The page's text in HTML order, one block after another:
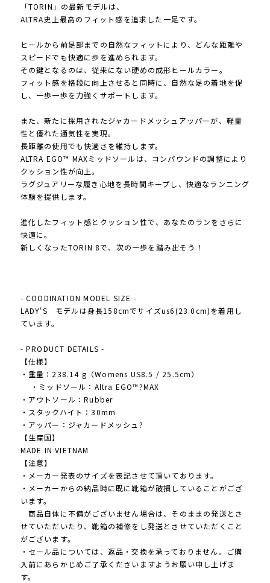
「TORIN」の最新モデルは、
ALTRA史上最高のフィット感を追求した一足です。
ヒールから前足部までの自然なフィットにより、どんな距離や
スピードでも快適に歩を進められます。
その鍵となるのは、従来にない硬めの成形ヒールカラー。
フィット感を格段に向上させると同時に、自然な足の着地を促
し、一歩一歩を力強くサポートします。
また、新たに採用されたジャカードメッシュアッパーが、軽量
性と優れた通気性を実現。
長距離の使用でも快適さを維持します。
ALTRA EGO™ MAXミッドソールは、コンパウンドの調整により
クッション性が向上。
ラグジュアリーな履き心地を長時間キープし、快適なランニング
体験を提供します。
進化したフィット感とクッション性で、あなたのランをさらに
快適に。
新しくなったTORIN 8で、次の一歩を踏み出そう！
- COODINATION MODEL SIZE -
LADY'S モデルは身長158cmでサイズus6(23.0cm)を着用し
ています。
- PRODUCT DETAILS -
【仕様】
・重量：238.14 g（Womens US8.5 / 25.5cm）
・ミッドソール：Altra EGO™?MAX
・アウトソール：Rubber
・スタックハイト：30mm
・アッパー：ジャカードメッシュ?
【生産国】
MADE IN VIETNAM
【注意】
・メーカー発表のサイズを表記させて頂いております。
・メーカーからの納品時に既に靴箱が破損していることがござ
います。
商品自体に不備がございません場合は、そのままの発送とさ
せていただいたり、靴箱の補修をし発送とさせていただくこと
がございます。
・セール品については、返品・交換を承っておりません。ご購
入前にあらかじめご了承くださいますようお願い申し上げま
す。